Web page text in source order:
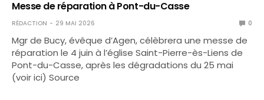
Messe de réparation à Pont-du-Casse
RÉDACTION 29 MAI 2026 0
Mgr de Bucy, évêque d’Agen, célèbrera une messe de
réparation le 4 juin à l’église Saint-Pierre-ès-Liens de
Pont-du-Casse, après les dégradations du 25 mai
(voir ici) Source